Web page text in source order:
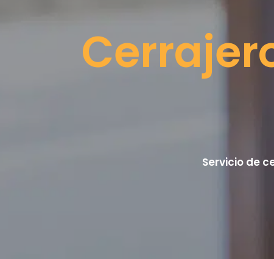
Servicio de